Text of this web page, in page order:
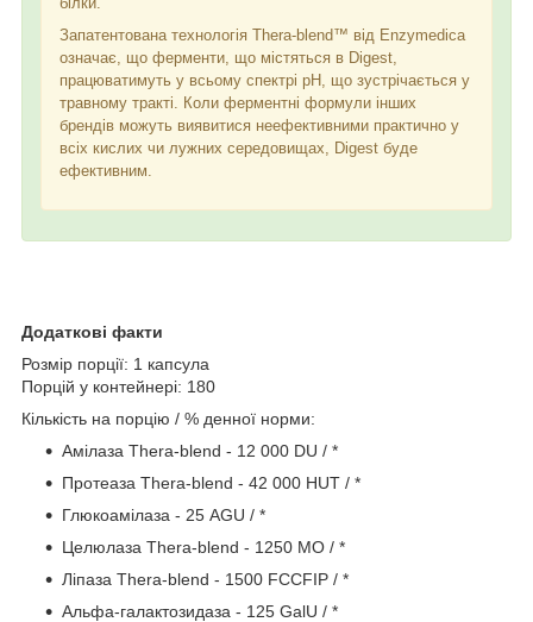
Запатентована технологія Thera-blend™ від Enzymedica
означає, що ферменти, що містяться в Digest,
працюватимуть у всьому спектрі pH, що зустрічається у
травному тракті. Коли ферментні формули інших
брендів можуть виявитися неефективними практично у
всіх кислих чи лужних середовищах, Digest буде
ефективним.
Додаткові факти
Розмір порції: 1 капсула
Порцій у контейнері: 180
Кількість на порцію / % денної норми:
Амілаза Thera-blend - 12 000 DU / *
Протеаза Thera-blend - 42 000 HUT / *
Глюкоамілаза - 25 AGU / *
Целюлаза Thera-blend - 1250 МО / *
Ліпаза Thera-blend - 1500 FCCFIP / *
Альфа-галактозидаза - 125 GalU / *